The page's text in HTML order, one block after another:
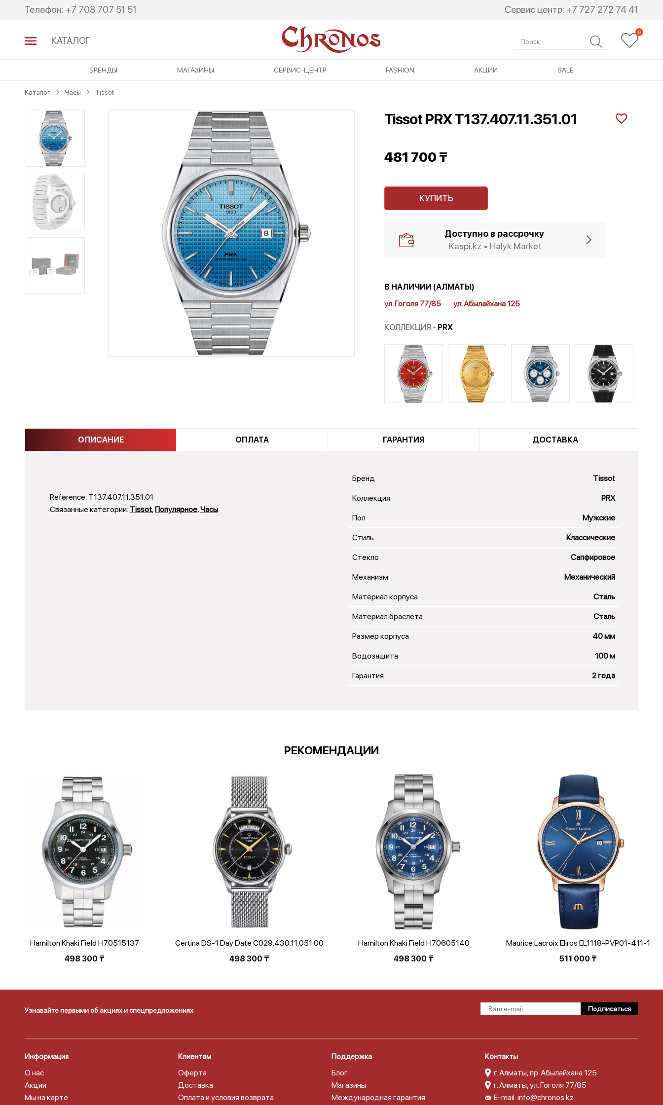
Перейти
ПерейтиТелефон: +7 708 707 51 51 Сервис центр: +7 727 272 74 41
КАТАЛОГ for:
БРЕНДЫ МАГАЗИНЫ СЕРВИС-ЦЕНТР FASHION АКЦИИ SALE
Каталог Часы Tissot
Tissot PRX T137.407.11.351.01
481 700 ₸
КУПИТЬ
Доступно в рассрочку
Kaspi.kz • Halyk Market
В НАЛИЧИИ (АЛМАТЫ)
ул. Гоголя 77/85
ул. Абылайхана 125
КОЛЛЕКЦИЯ - PRX
ОПИСАНИЕ ОПЛАТА ГАРАНТИЯ ДОСТАВКА
Reference: T137.407.11.351.01
Связанные категории: Tissot, Популярное,Часы
Бренд Tissot
Коллекция PRX
Пол Мужские
Стиль Классические
Стекло Сапфировое
Механизм Механический
Материал корпуса Сталь
Материал браслета Сталь
Размер корпуса 40 мм
Водозащита 100 м
Гарантия 2 года
РЕКОМЕНДАЦИИ
Hamilton Khaki Field H70515137
498 300 ₸
Certina DS-1 Day Date C029.430.11.051.00
498 300 ₸
Hamilton Khaki Field H70605140
498 300 ₸
Maurice Lacroix Eliros EL1118-PVP01-411-1
511 000 ₸
Узнавайте первыми об акциях и спецпредложениях
Информация
О нас
Акции
Мы на карте
Клиентам
Оферта
Доставка
Оплата и условия возврата
Поддержка
Блог
Магазины
Международная гарантия
Контакты
г. Алматы, пр. Абылайхана 125
г. Алматы, ул. Гоголя 77/85
E-mail: info@chronos.kz